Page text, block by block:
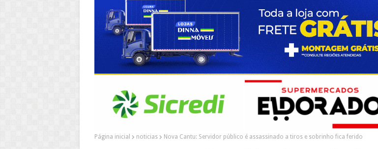
Página inicial noticias Nova Cantu: Servidor público é assassinado a tiros e sobrinho fica ferido